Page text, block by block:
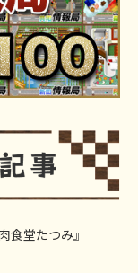
食堂たつみ』